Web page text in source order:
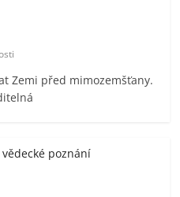
Zemi před mimozemšťany.
vědecké poznání